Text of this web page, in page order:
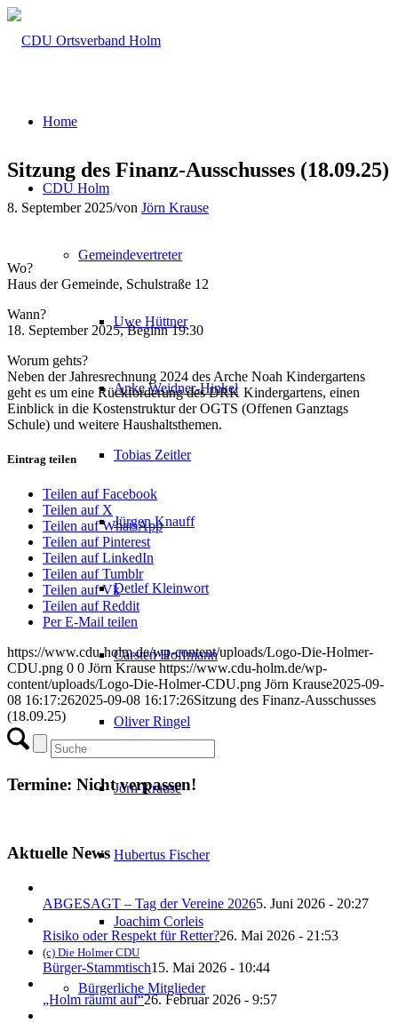
Home
CDU Holm
Gemeindevertreter
Uwe Hüttner
Anke Weidner-Hinkel
Tobias Zeitler
Jürgen Knauff
Detlef Kleinwort
Carsten Hoffmann
Oliver Ringel
Jörn Krause
Hubertus Fischer
Joachim Corleis
Bürgerliche Mitglieder
Sitzung des Finanz-Ausschusses (18.09.25)
8. September 2025/von Jörn Krause
Wo?
Haus der Gemeinde, Schulstraße 12
Wann?
18. September 2025, Beginn 19:30
Worum gehts?
Neben der Jahresrechnung 2024 des Arche Noah Kindergartens
geht es um eine Rückforderung des DRK Kindergartens, einen
Einblick in die Kostenstruktur der OGTS (Offenen Ganztags
Schule) und weitere Haushaltsthemen.
Eintrag teilen
Teilen auf Facebook
Teilen auf X
Teilen auf WhatsApp
Teilen auf Pinterest
Teilen auf LinkedIn
Teilen auf Tumblr
Teilen auf Vk
Teilen auf Reddit
Per E-Mail teilen
https://www.cdu-holm.de/wp-content/uploads/Logo-Die-Holmer-
CDU.png 0 0 Jörn Krause https://www.cdu-holm.de/wp-
content/uploads/Logo-Die-Holmer-CDU.png Jörn Krause2025-09-
08 16:17:262025-09-08 16:17:26Sitzung des Finanz-Ausschusses
(18.09.25)
Termine: Nicht verpassen!
Aktuelle News
ABGESAGT – Tag der Vereine 20265. Juni 2026 - 20:27
Risiko oder Respekt für Retter?26. Mai 2026 - 21:53
(c) Die Holmer CDU
Bürger-Stammtisch15. Mai 2026 - 10:44
„Holm räumt auf“26. Februar 2026 - 9:57